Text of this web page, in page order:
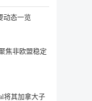
动态一览
焦非欧盟稳定
将其加拿大子